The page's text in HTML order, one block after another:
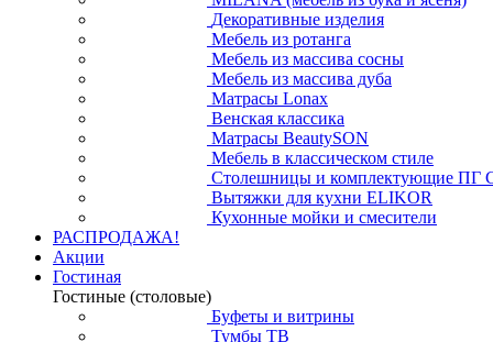
Декоративные изделия
Мебель из ротанга
Мебель из массива сосны
Мебель из массива дуба
Матрасы Lonax
Венская классика
Матрасы BeautySON
Мебель в классическом стиле
Столешницы и комплектующие ПГ
Вытяжки для кухни ELIKOR
Кухонные мойки и смесители
РАСПРОДАЖА!
Акции
Гостиная
Гостиные (столовые)
Буфеты и витрины
Тумбы ТВ